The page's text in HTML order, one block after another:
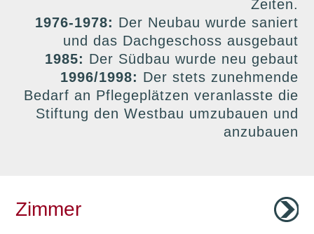
Zeiten.
1976-1978: Der Neubau wurde saniert
und das Dachgeschoss ausgebaut
1985: Der Südbau wurde neu gebaut
1996/1998: Der stets zunehmende
Bedarf an Pflegeplätzen veranlasste die
Stiftung den Westbau umzubauen und
anzubauen
Zimmer